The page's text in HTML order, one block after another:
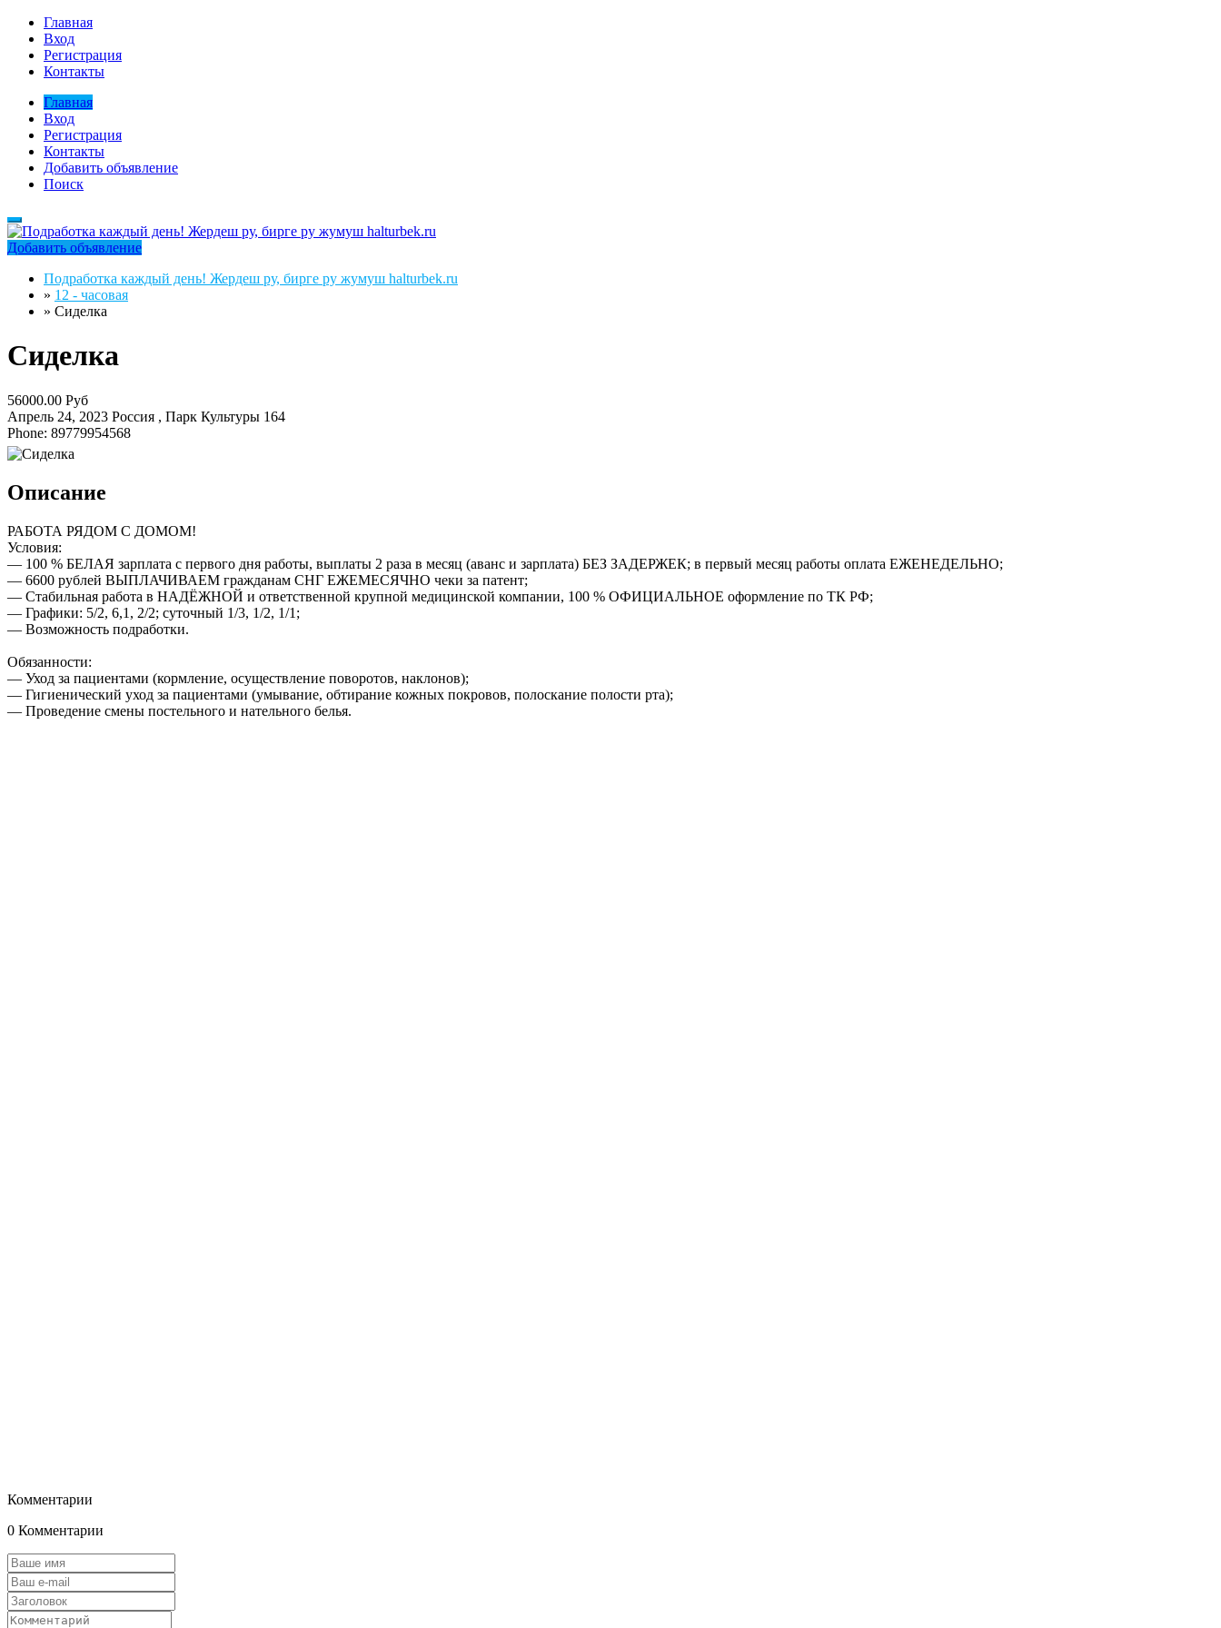
Главная
Вход
Регистрация
Контакты
Главная
Вход
Регистрация
Контакты
Добавить объявление
Поиск
Добавить объявление
Подработка каждый день! Жердеш ру, бирге ру жумуш halturbek.ru
» 12 - часовая
» Сиделка
Сиделка
56000.00 Руб
Апрель 24, 2023 Россия , Парк Культуры 164
Phone: 89779954568
Описание
РАБОТА РЯДОМ С ДОМОМ!
Условия:
— 100 % БЕЛАЯ зарплата c первого дня работы, выплаты 2 раза в месяц (аванс и зарплата) БЕЗ ЗАДЕРЖЕК; в первый месяц работы оплата ЕЖЕНЕДЕЛЬНО;
— 6600 рублей ВЫПЛАЧИВАЕМ гражданам СНГ ЕЖЕМЕСЯЧНО чеки за патент;
— Стабильная работа в НАДЁЖНОЙ и ответственной крупной медицинской компании, 100 % ОФИЦИАЛЬНОЕ оформление по ТК РФ;
— Графики: 5/2, 6,1, 2/2; суточный 1/3, 1/2, 1/1;
— Возможность подработки.
Обязанности:
— Уход за пациентами (кормление, осуществление поворотов, наклонов);
— Гигиенический уход за пациентами (умывание, обтирание кожных покровов, полоскание полости рта);
— Проведение смены постельного и нательного белья.
Комментарии
0 Комментарии